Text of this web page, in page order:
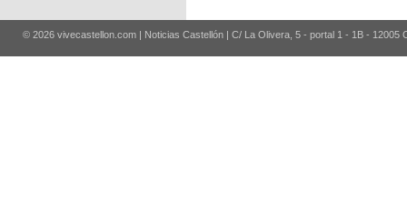
© 2026 vivecastellon.com | Noticias Castellón | C/ La Olivera, 5 - portal 1 - 1B - 12005